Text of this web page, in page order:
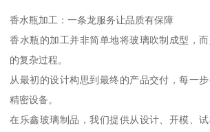
香水瓶加工：一条龙服务让品质有保障
香水瓶的加工并非简单地将玻璃吹制成型，
的复杂过程。
从最初的设计构思到最终的产品交付，每一
精密设备。
在乐鑫玻璃制品，我们提供从设计、开模、